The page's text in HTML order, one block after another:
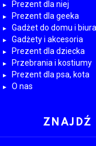
Prezent dla niej
Prezent dla geeka
Gadżet do domu i biura
Gadżety i akcesoria
Prezent dla dziecka
Przebrania i kostiumy
Prezent dla psa, kota
O nas
ZNAJDŹ